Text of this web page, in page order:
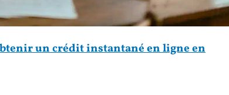
un crédit instantané en ligne en